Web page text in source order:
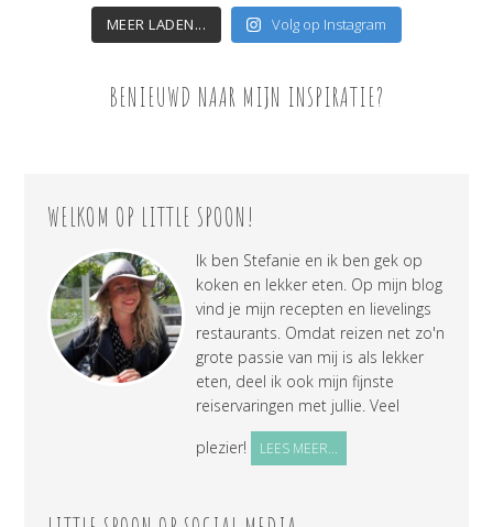
MEER LADEN... Volg op Instagram
BENIEUWD NAAR MIJN INSPIRATIE?
WELKOM OP LITTLE SPOON!
Ik ben Stefanie en ik ben gek op
koken en lekker eten. Op mijn blog
vind je mijn recepten en lievelings
restaurants. Omdat reizen net zo'n
grote passie van mij is als lekker
eten, deel ik ook mijn fijnste
reiservaringen met jullie. Veel
plezier!
LEES MEER...